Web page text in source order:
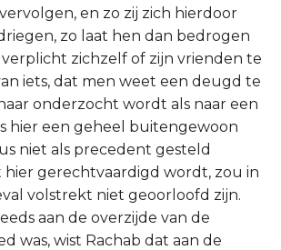
en zo zij zich hierdoor
zo laat hen dan bedrogen
verplicht zichzelf of zijn vrienden te
iets, dat men weet een deugd te
onderzocht wordt als naar een
hier een geheel buitengewoon
niet als precedent gesteld
hier gerechtvaardigd wordt, zou in
volstrekt niet geoorloofd zijn.
aan de overzijde van de
was, wist Rachab dat aan de